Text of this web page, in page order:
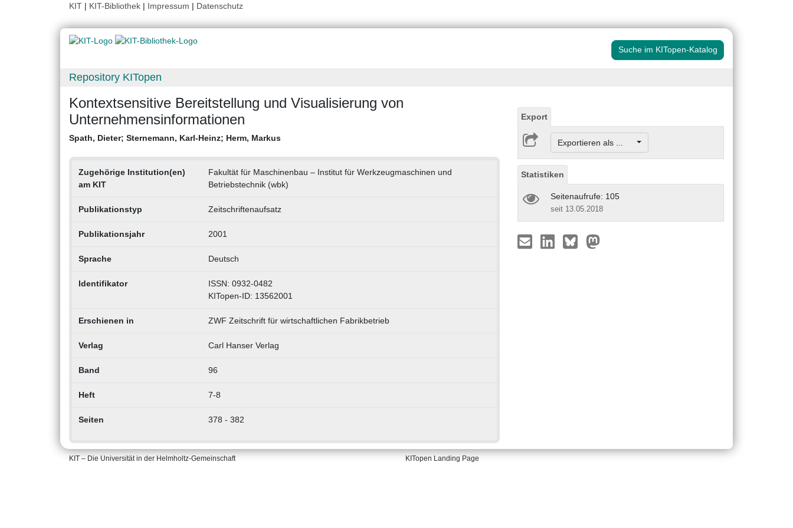
KIT | KIT-Bibliothek | Impressum | Datenschutz
Suche im KITopen-Katalog
Repository KITopen
Kontextsensitive Bereitstellung und Visualisierung von
Unternehmensinformationen
Spath, Dieter; Sternemann, Karl-Heinz; Herm, Markus
Zugehörige Institution(en)
am KIT
Fakultät für Maschinenbau – Institut für Werkzeugmaschinen und
Betriebstechnik (wbk)
Publikationstyp Zeitschriftenaufsatz
Publikationsjahr 2001
Sprache Deutsch
Identifikator
ISSN: 0932-0482
KITopen-ID: 13562001
Erschienen in ZWF Zeitschrift für wirtschaftlichen Fabrikbetrieb
Verlag Carl Hanser Verlag
Band 96
Heft 7-8
Seiten 378 - 382
Export
Exportieren als ...
Statistiken
Seitenaufrufe: 105
seit 13.05.2018
KIT – Die Universität in der Helmholtz-Gemeinschaft KITopen Landing Page